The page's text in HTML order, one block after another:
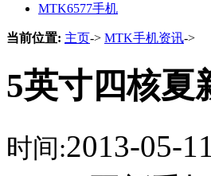
MTK6577手机
当前位置: 主页-> MTK手机资讯->
5英寸四核夏
时间:2013-05-11